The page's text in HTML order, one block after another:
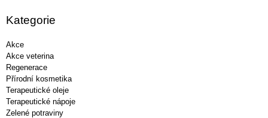
Kategorie
Akce
Akce veterina
Regenerace
Přírodní kosmetika
Terapeutické oleje
Terapeutické nápoje
Zelené potraviny